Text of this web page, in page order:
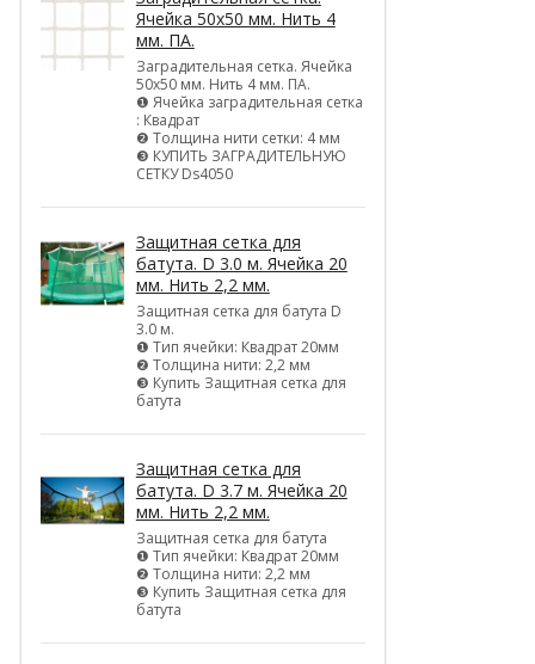
Ячейка 50х50 мм. Нить 4
мм. ПА.
Заградительная сетка. Ячейка
50х50 мм. Нить 4 мм. ПА.
❶ Ячейка заградительная сетка
: Квадрат
❷ Толщина нити сетки: 4 мм
❸ КУПИТЬ ЗАГРАДИТЕЛЬНУЮ
СЕТКУ Ds4050
Защитная сетка для
батута. D 3.0 м. Ячейка 20
мм. Нить 2,2 мм.
Защитная сетка для батута D
3.0 м.
❶ Тип ячейки: Квадрат 20мм
❷ Толщина нити: 2,2 мм
❸ Купить Защитная сетка для
батута
Защитная сетка для
батута. D 3.7 м. Ячейка 20
мм. Нить 2,2 мм.
Защитная сетка для батута
❶ Тип ячейки: Квадрат 20мм
❷ Толщина нити: 2,2 мм
❸ Купить Защитная сетка для
батута